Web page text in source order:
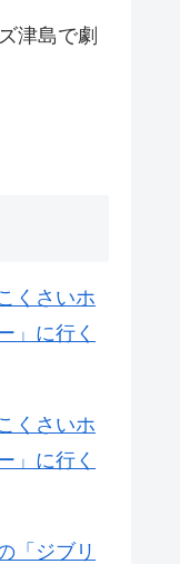
津島で劇
くさいホ
」に行く
くさいホ
」に行く
「ジブリ